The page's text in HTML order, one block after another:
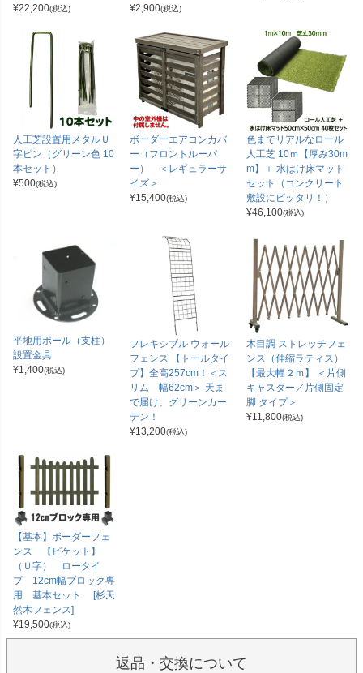
¥22,200(税込)
¥2,900(税込)
人工芝設置用メタルＵ
字ピン（グリーン色 10
本セット）
¥500(税込)
ボーダーエアコンカバ
ー（フロントルーバ
ー） ＜レギュラーサ
イズ＞
¥15,400(税込)
色までリアルなロール
人工芝 10ｍ【厚み30m
m】＋ 水はけ床マット
セット（コンクリート
敷設にピッタリ！）
¥46,100(税込)
平地用ポール（支柱）
設置金具
¥1,400(税込)
フレキシブル ウォール
フェンス 【トールタイ
プ】全高257cm！＜ス
リム 幅62cm＞ 天ま
で届け、グリーンカー
テン！
¥13,200(税込)
木目調 ストレッチフェ
ンス（伸縮ラティス）
【最大幅２ｍ】 ＜片側
キャスター／片側固定
脚 タイプ＞
¥11,800(税込)
【基本】ボーダーフェ
ンス 【ピケット】
（Ｕ字） ロータイ
プ 12cm幅ブロック専
用 基本セット [杉天
然木フェンス]
¥19,500(税込)
返品・交換について